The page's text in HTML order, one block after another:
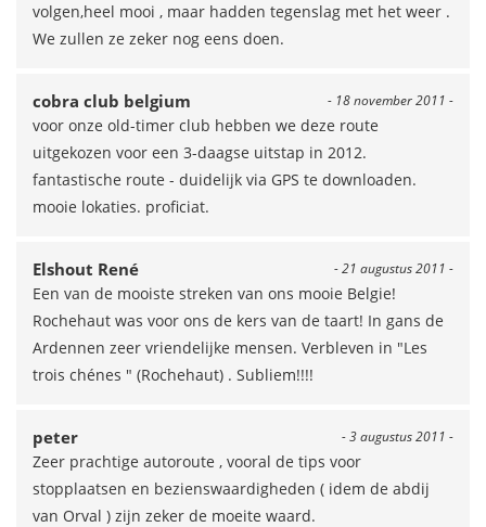
volgen,heel mooi , maar hadden tegenslag met het weer .
We zullen ze zeker nog eens doen.
- 18 november 2011 -
cobra club belgium
voor onze old-timer club hebben we deze route
uitgekozen voor een 3-daagse uitstap in 2012.
fantastische route - duidelijk via GPS te downloaden.
mooie lokaties. proficiat.
- 21 augustus 2011 -
Elshout René
Een van de mooiste streken van ons mooie Belgie!
Rochehaut was voor ons de kers van de taart! In gans de
Ardennen zeer vriendelijke mensen. Verbleven in "Les
trois chénes " (Rochehaut) . Subliem!!!!
- 3 augustus 2011 -
peter
Zeer prachtige autoroute , vooral de tips voor
stopplaatsen en bezienswaardigheden ( idem de abdij
van Orval ) zijn zeker de moeite waard.